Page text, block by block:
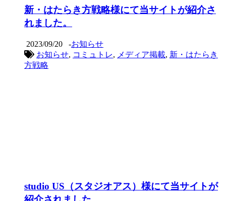
新・はたらき方戦略様にて当サイトが紹介さ
れました。
2023/09/20 -お知らせ
お知らせ, コミュトレ, メディア掲載, 新・はたらき
方戦略
studio US（スタジオアス）様にて当サイトが